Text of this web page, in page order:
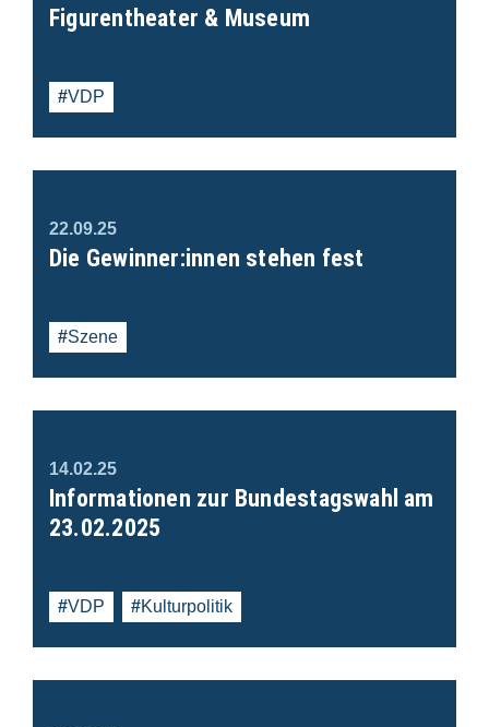
Figurentheater & Museum
VDP
22.09.25
Die Gewinner:innen stehen fest
Szene
14.02.25
Informationen zur Bundestagswahl am
23.02.2025
VDP Kulturpolitik